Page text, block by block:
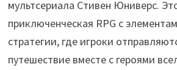
мультсериала Стивен Юниверс.
приключенческая RPG с
стратегии, где игроки
путешествие вместе с героями